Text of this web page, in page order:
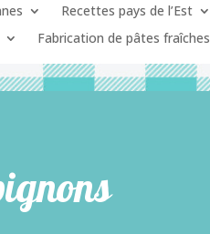
Recettes pays de l’Est
Fabrication de pâtes fraîches